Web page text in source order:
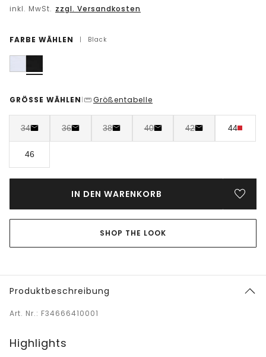
inkl. MwSt. zzgl. Versandkosten
FARBE WÄHLEN | Black
GRÖSSE WÄHLEN | Größentabelle
34 36 38 40 42 44
46
IN DEN WARENKORB
SHOP THE LOOK
Produktbeschreibung
Art. Nr.: F34666410001
Highlights